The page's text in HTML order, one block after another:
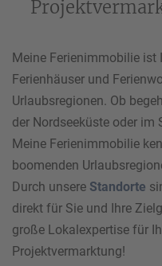
Meine Ferienimmobilie
Ferienhäuser und
Urlaubsregionen. Ob
der Nordseeküste oder
Meine Ferienimmobilie
boomenden
Durch unsere Standorte
direkt für Sie und Ihre
große Lokalexpertise für
Projektvermarktung!